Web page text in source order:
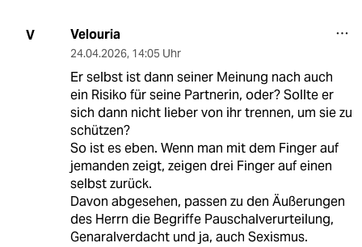
V Velouria
24.04.2026, 14:05 Uhr
Er selbst ist dann seiner Meinung nach auch
ein Risiko für seine Partnerin, oder? Sollte er
sich dann nicht lieber von ihr trennen, um sie zu
schützen?
So ist es eben. Wenn man mit dem Finger auf
jemanden zeigt, zeigen drei Finger auf einen
selbst zurück.
Davon abgesehen, passen zu den Äußerungen
des Herrn die Begriffe Pauschalverurteilung,
Genaralverdacht und ja, auch Sexismus.